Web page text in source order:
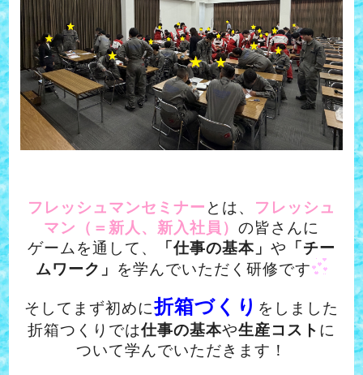
フレッシュマンセミナー とは、 フレッシュ
マン（＝新人、新入社員） の皆さんに
ゲームを通して、
「仕事の基本」 や 「チー
ムワーク」 を学んでいただく研修です
そしてまず初めに折箱づくり をしました
折箱つくりでは仕事の基本や生産コスト に
ついて学んでいただきます！